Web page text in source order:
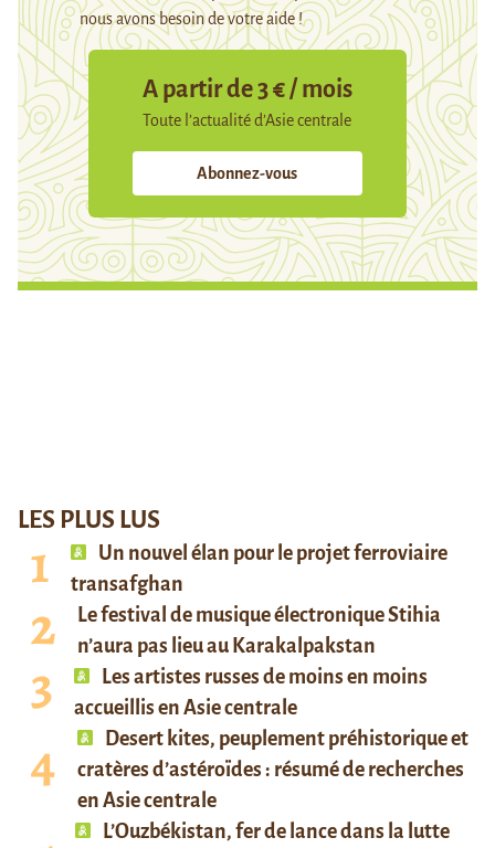
nous avons besoin de votre aide !
A partir de 3 € / mois
Toute l’actualité d’Asie centrale
Abonnez-vous
LES PLUS LUS
Un nouvel élan pour le projet ferroviaire
transafghan
Le festival de musique électronique Stihia
n’aura pas lieu au Karakalpakstan
Les artistes russes de moins en moins
accueillis en Asie centrale
Desert kites, peuplement préhistorique et
cratères d’astéroïdes : résumé de recherches
en Asie centrale
L’Ouzbékistan, fer de lance dans la lutte